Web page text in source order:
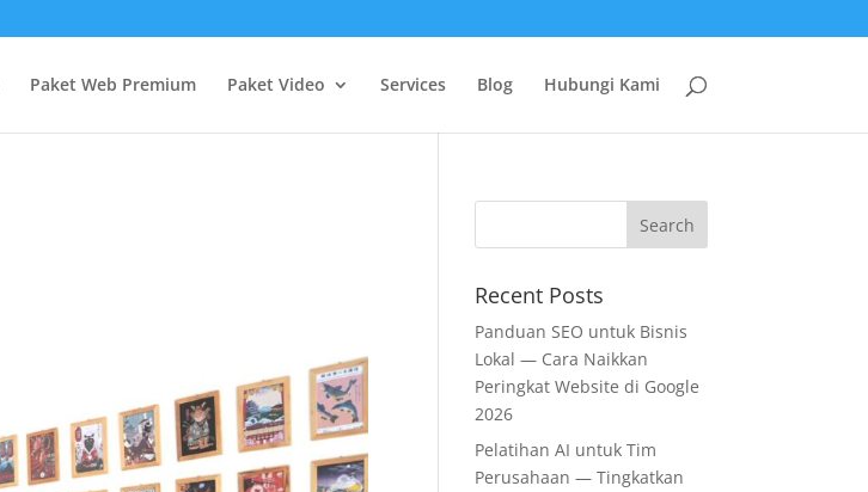
Paket Web Premium Paket Video Services Blog Hubungi Kami
Recent Posts
Panduan SEO untuk Bisnis
Lokal — Cara Naikkan
Peringkat Website di Google
2026
Pelatihan AI untuk Tim
Perusahaan — Tingkatkan